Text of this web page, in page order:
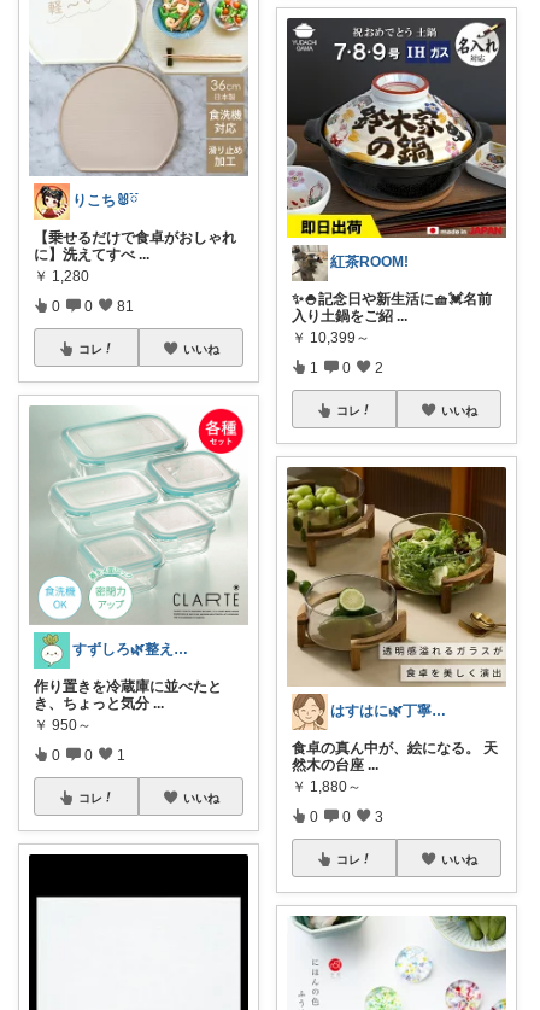
りこち🐰ྀི
【乗せるだけで食卓がおしゃれ
に】洗えてすべ ...
￥ 1,280
0 0 81
コレ いいね
すずしろ🌿整えながら、ゆるく暮らす
作り置きを冷蔵庫に並べたと
き、ちょっと気分 ...
￥ 950～
0 0 1
コレ いいね
紅茶ROOM!
✨🍚記念日や新生活に🧺💓名前
入り土鍋をご紹 ...
￥ 10,399～
1 0 2
コレ いいね
はすはに🌿丁寧な暮らし
食卓の真ん中が、絵になる。 天
然木の台座 ...
￥ 1,880～
0 0 3
コレ いいね